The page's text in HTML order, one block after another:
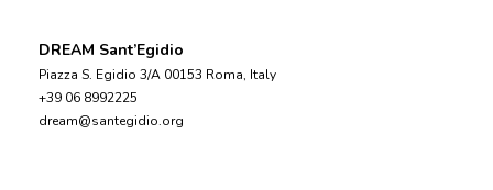
DREAM Sant’Egidio
Piazza S. Egidio 3/A 00153 Roma, Italy
+39 06 8992225
dream@santegidio.org